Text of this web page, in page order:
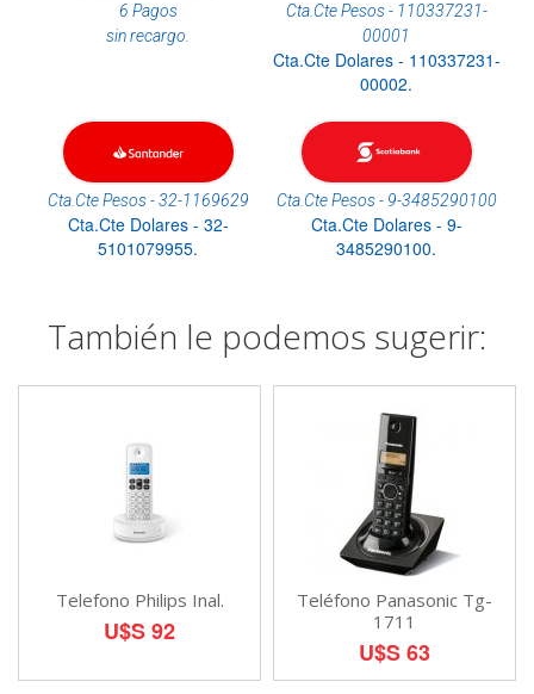
6 Pagos
sin recargo.
Cta.Cte Pesos - 110337231-
00001
Cta.Cte Dolares - 110337231-
00002.
Cta.Cte Pesos - 32-1169629
Cta.Cte Dolares - 32-
5101079955.
Cta.Cte Pesos - 9-3485290100
Cta.Cte Dolares - 9-
3485290100.
También le podemos sugerir:
Telefono Philips Inal.
U$S 92
Teléfono Panasonic Tg-
1711
U$S 63